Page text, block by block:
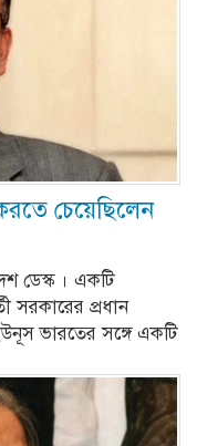
চেয়েছিলেন
ডেস্ক । একটি
সরকারের প্রধান
ভারতের সঙ্গে একটি